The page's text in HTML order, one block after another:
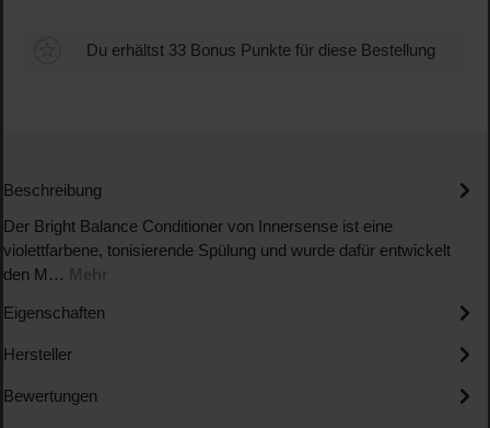
Du erhältst 33 Bonus Punkte für diese Bestellung
Beschreibung
Der Bright Balance Conditioner von Innersense ist eine
violettfarbene, tonisierende Spülung und wurde dafür entwickelt
den M… Mehr
Eigenschaften
Hersteller
Bewertungen